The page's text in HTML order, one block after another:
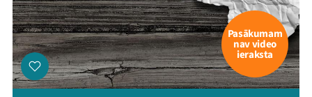
Pasākumam
nav video
ieraksta